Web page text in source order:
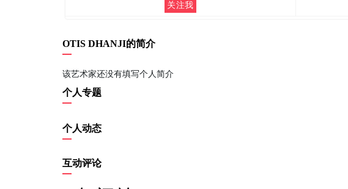
关注我
OTIS DHANJI的简介
该艺术家还没有填写个人简介
个人专题
个人动态
互动评论